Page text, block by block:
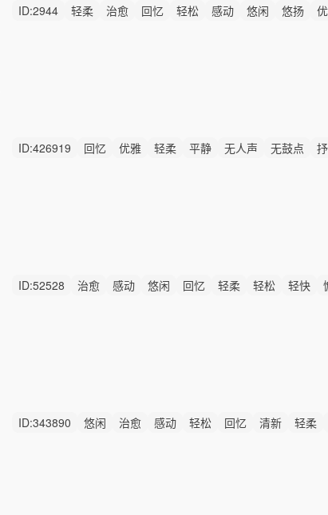
ID:2944 轻柔 治愈 回忆 轻松 感动 悠闲 悠扬
ID:426919 回忆 优雅 轻柔 平静 无人声 无鼓点
ID:52528 治愈 感动 悠闲 回忆 轻柔 轻松 轻快
ID:343890 悠闲 治愈 感动 轻松 回忆 清新 轻柔